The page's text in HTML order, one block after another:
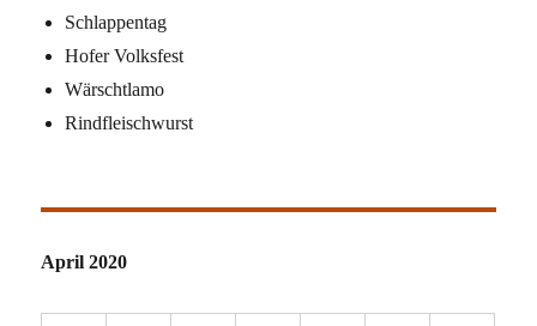
Schlappentag
Hofer Volksfest
Wärschtlamo
Rindfleischwurst
April 2020